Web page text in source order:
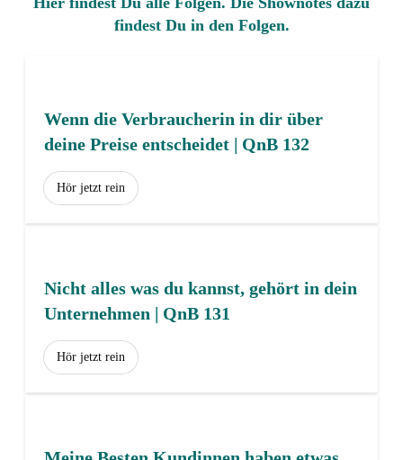
findest Du in den Folgen.
Wenn die Verbraucherin in dir über
deine Preise entscheidet | QnB 132
Hör jetzt rein
Nicht alles was du kannst, gehört in dein
Unternehmen | QnB 131
Hör jetzt rein